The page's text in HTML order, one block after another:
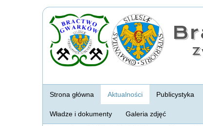
Strona główna Aktualności Publicystyka
Władze i dokumenty Galeria zdjęć